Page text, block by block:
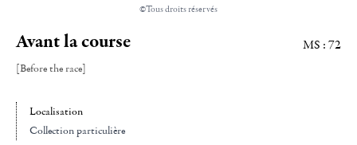
©Tous droits réservés
Avant la course
[Before the race]
MS : 72
Localisation
Collection particulière